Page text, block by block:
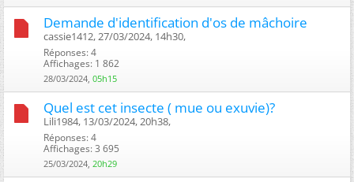
Demande d'identification d'os de mâchoire
cassie1412, 27/03/2024, 14h30, ‎
Réponses: 4
Affichages: 1 862
28/03/2024, 05h15
Quel est cet insecte ( mue ou exuvie)?
Lili1984, 13/03/2024, 20h38, ‎
Réponses: 4
Affichages: 3 695
25/03/2024, 20h29